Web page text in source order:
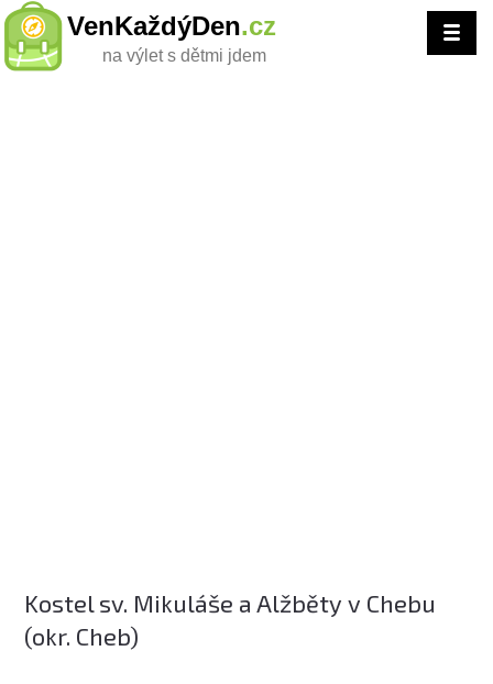
VenKaždýDen.cz
na výlet s dětmi jdem
Kostel sv. Mikuláše a Alžběty v Chebu
(okr. Cheb)